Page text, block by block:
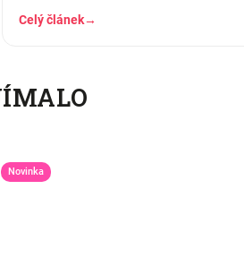
Celý článek→
Novinka